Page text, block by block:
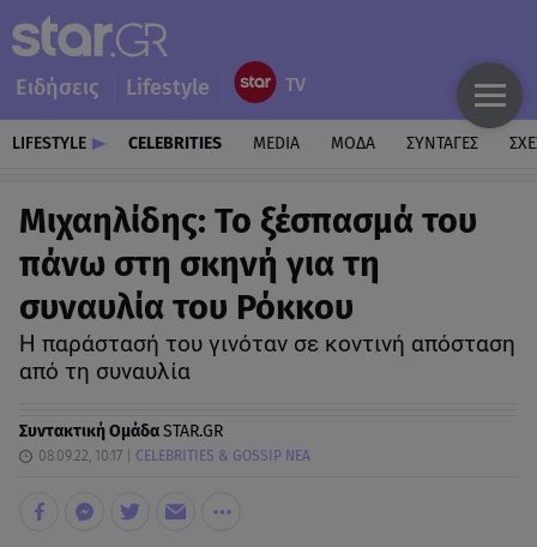
Ειδήσεις Lifestyle
LIFESTYLE CELEBRITIES MEDIA ΜΟΔΑ ΣΥΝΤΑΓΕΣ
Μιχαηλίδης: Το ξέσπασμά του
πάνω στη σκηνή για τη
συναυλία του Ρόκκου
Η παράστασή του γινόταν σε κοντινή απόσταση
από τη συναυλία
Συντακτική ΟμάδαSTAR.GR
08.09.22, 10:17 CELEBRITIES & GOSSIP ΝΕΑ